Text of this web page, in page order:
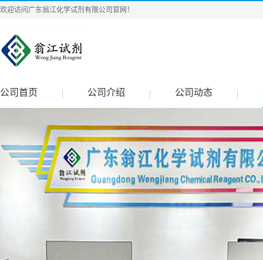
欢迎访问广东翁江化学试剂有限公司官网！
公司首页 公司介绍 公司动态